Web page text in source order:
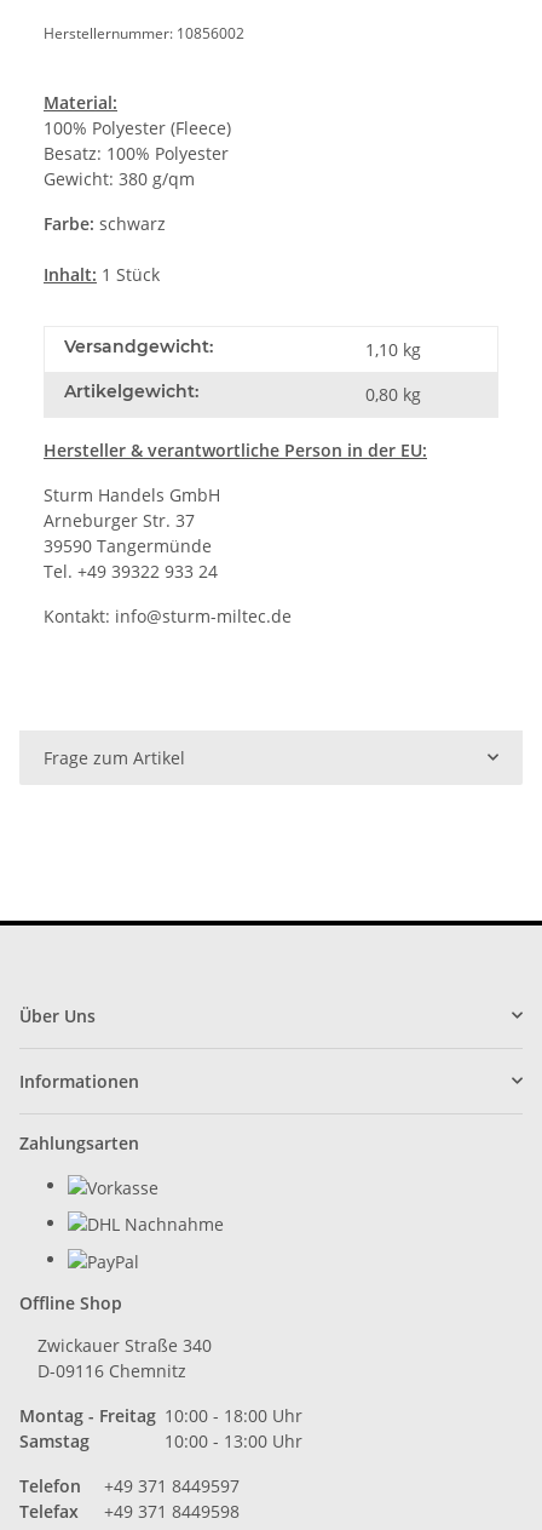
Herstellernummer: 10856002
Material:
100% Polyester (Fleece)
Besatz: 100% Polyester
Gewicht: 380 g/qm
Farbe: schwarz
Inhalt: 1 Stück
Versandgewicht: 1,10 kg
Artikelgewicht: 0,80 kg
Hersteller & verantwortliche Person in der EU:
Sturm Handels GmbH
Arneburger Str. 37
39590 Tangermünde
Tel. +49 39322 933 24
Kontakt: info@sturm-miltec.de
Frage zum Artikel
Über Uns
Informationen
Zahlungsarten
Offline Shop
Zwickauer Straße 340
D-09116 Chemnitz
Montag - Freitag 10:00 - 18:00 Uhr
Samstag
10:00 - 13:00 Uhr
Telefon
+49 371 8449597
Telefax
+49 371 8449598